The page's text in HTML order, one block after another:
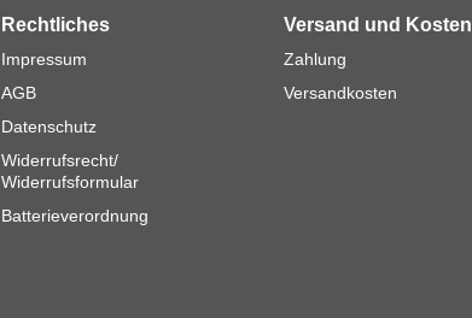
Rechtliches
Impressum
AGB
Datenschutz
Widerrufsrecht/
Widerrufsformular
Batterieverordnung
Versand und Kosten
Zahlung
Versandkosten